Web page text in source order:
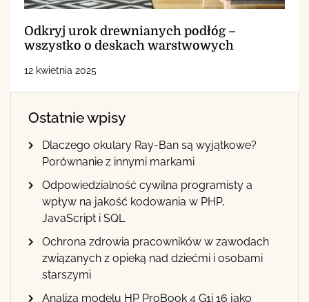
Odkryj urok drewnianych podłóg –
wszystko o deskach warstwowych
12 kwietnia 2025
Ostatnie wpisy
Dlaczego okulary Ray-Ban są wyjątkowe?
Porównanie z innymi markami
Odpowiedzialność cywilna programisty a
wpływ na jakość kodowania w PHP,
JavaScript i SQL
Ochrona zdrowia pracowników w zawodach
związanych z opieką nad dziećmi i osobami
starszymi
Analiza modelu HP ProBook 4 G1i 16 jako